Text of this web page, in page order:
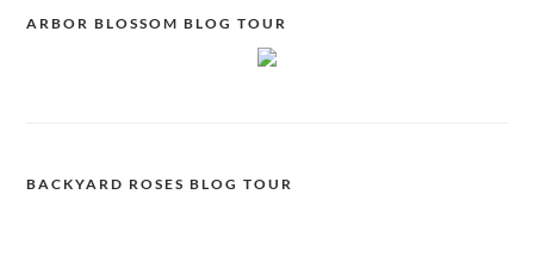
ARBOR BLOSSOM BLOG TOUR
BACKYARD ROSES BLOG TOUR